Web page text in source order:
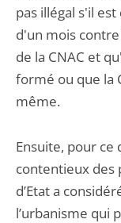
pas illégal s'il
d'un mois contre
de la CNAC et
formé ou que la
même.
Ensuite, pour ce
contentieux des
d’Etat a
l’urbanisme qui